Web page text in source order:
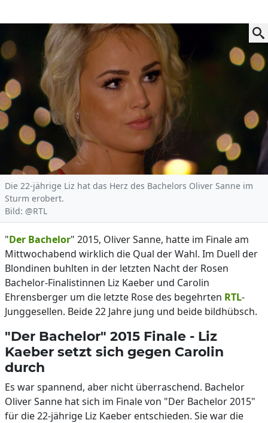
Die 22-jährige Liz hat das Herz des Bachelors Oliver Sanne im
Sturm erobert.
Bild: @RTL
"Der Bachelor" 2015, Oliver Sanne, hatte im Finale am
Mittwochabend wirklich die Qual der Wahl. Im Duell der
Blondinen buhlten in der letzten Nacht der Rosen
Bachelor-Finalistinnen Liz Kaeber und Carolin
Ehrensberger um die letzte Rose des begehrten RTL-
Junggesellen. Beide 22 Jahre jung und beide bildhübsch.
"Der Bachelor" 2015 Finale - Liz
Kaeber setzt sich gegen Carolin
durch
Es war spannend, aber nicht überraschend. Bachelor
Oliver Sanne hat sich im Finale von "Der Bachelor 2015"
für die 22-jährige Liz Kaeber entschieden. Sie war die